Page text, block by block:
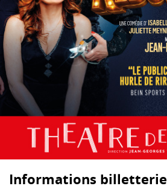
Informations billetterie